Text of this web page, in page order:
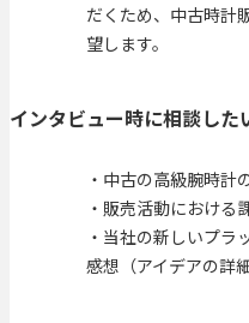
だくため、中古時計
望します。
インタビュー時に相談した
・中古の高級腕時計
・販売活動における
・当社の新しいプラ
感想（アイデアの詳